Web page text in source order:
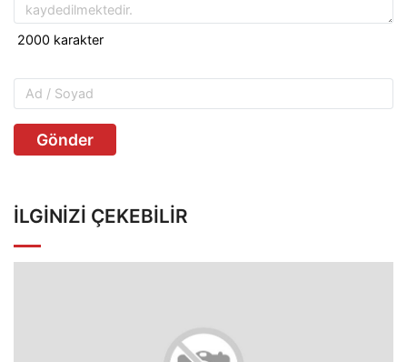
Gönder
İLGINIZI ÇEKEBILIR